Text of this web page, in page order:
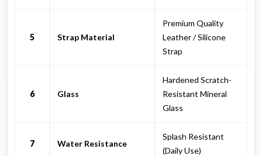
5 Strap Material
Premium Quality
Leather / Silicone
Strap
6 Glass
Hardened Scratch-
Resistant Mineral
Glass
7 Water Resistance
Splash Resistant
(Daily Use)